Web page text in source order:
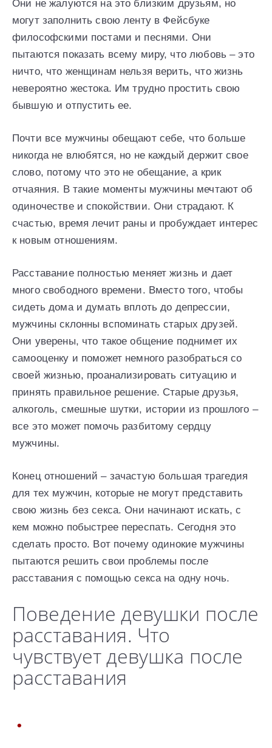
Они не жалуются на это близким друзьям, но
могут заполнить свою ленту в Фейсбуке
философскими постами и песнями. Они
пытаются показать всему миру, что любовь – это
ничто, что женщинам нельзя верить, что жизнь
невероятно жестока. Им трудно простить свою
бывшую и отпустить ее.
Почти все мужчины обещают себе, что больше
никогда не влюбятся, но не каждый держит свое
слово, потому что это не обещание, а крик
отчаяния. В такие моменты мужчины мечтают об
одиночестве и спокойствии. Они страдают. К
счастью, время лечит раны и пробуждает интерес
к новым отношениям.
Расставание полностью меняет жизнь и дает
много свободного времени. Вместо того, чтобы
сидеть дома и думать вплоть до депрессии,
мужчины склонны вспоминать старых друзей.
Они уверены, что такое общение поднимет их
самооценку и поможет немного разобраться со
своей жизнью, проанализировать ситуацию и
принять правильное решение. Старые друзья,
алкоголь, смешные шутки, истории из прошлого –
все это может помочь разбитому сердцу
мужчины.
Конец отношений – зачастую большая трагедия
для тех мужчин, которые не могут представить
свою жизнь без секса. Они начинают искать, с
кем можно побыстрее переспать. Сегодня это
сделать просто. Вот почему одинокие мужчины
пытаются решить свои проблемы после
расставания с помощью секса на одну ночь.
Поведение девушки после
расставания. Что
чувствует девушка после
расставания